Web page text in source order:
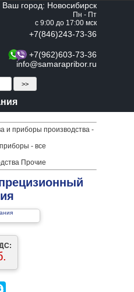
Ваш город: Новосибирск
Пн - Пт
с 9:00 до 17:00 мск
+7(846)243-73-36
+7(962)603-73-36
info@samarapribor.ru
и приборы производства -
- все
Прочие